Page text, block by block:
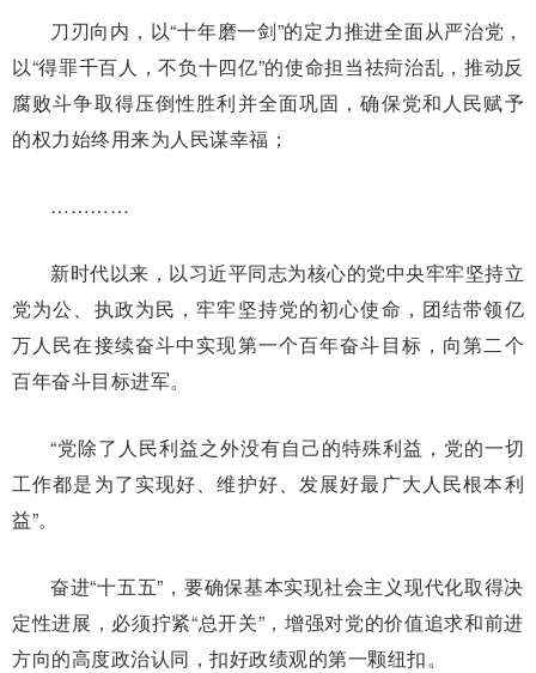
刀刃向内，以“十年磨一剑”的定力推进全面从严治党，
以“得罪千百人，不负十四亿”的使命担当祛疴治乱，推动反
腐败斗争取得压倒性胜利并全面巩固，确保党和人民赋予
的权力始终用来为人民谋幸福；
…………
新时代以来，以习近平同志为核心的党中央牢牢坚持立
党为公、执政为民，牢牢坚持党的初心使命，团结带领亿
万人民在接续奋斗中实现第一个百年奋斗目标，向第二个
百年奋斗目标进军。
“党除了人民利益之外没有自己的特殊利益，党的一切
工作都是为了实现好、维护好、发展好最广大人民根本利
益”。
奋进“十五五”，要确保基本实现社会主义现代化取得决
定性进展，必须拧紧“总开关”，增强对党的价值追求和前进
方向的高度政治认同，扣好政绩观的第一颗纽扣。